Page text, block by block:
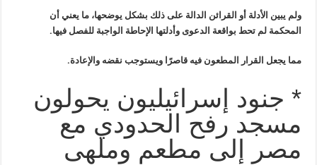
ولم يبين الأدلة أو القرائن الدالة على ذلك بشكل يوضحها، ما يعني أن
المحكمة لم تحط بواقعة الدعوى وأدلتها الإحاطة الواجبة للفصل فيها.
مما يجعل القرار المطعون فيه قاصرًا ويستوجب نقضه والإعادة.
* جنود إسرائيليون يحولون
مسجد رفح الحدودي مع
مصر إلى مطعم وملهى